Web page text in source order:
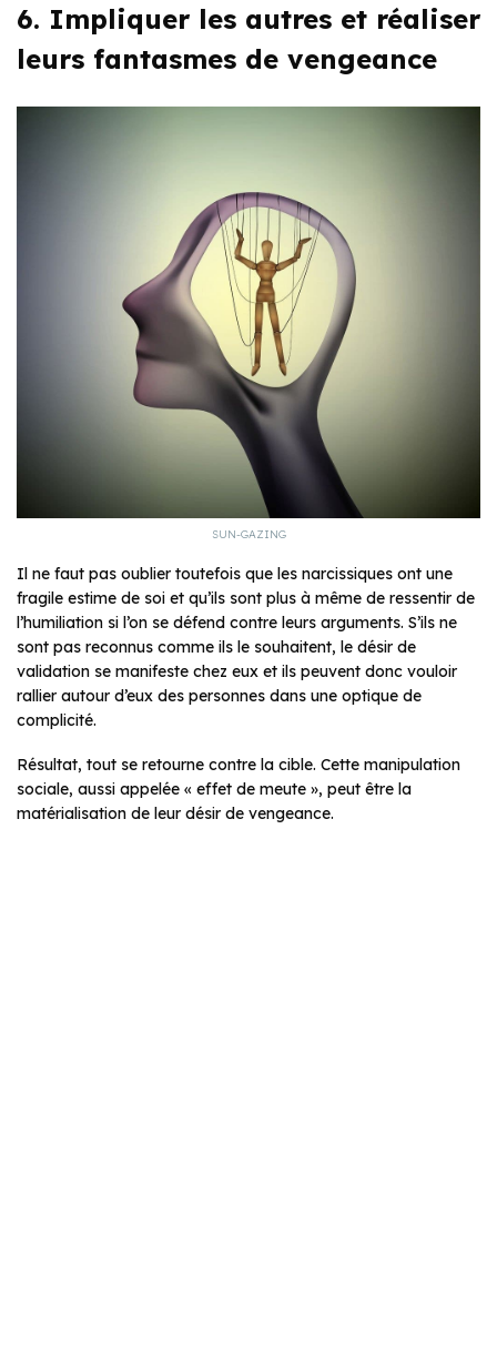
6. Impliquer les autres et réaliser
leurs fantasmes de vengeance
SUN-GAZING
Il ne faut pas oublier toutefois que les narcissiques ont une
fragile estime de soi et qu’ils sont plus à même de ressentir de
l’humiliation si l’on se défend contre leurs arguments. S’ils ne
sont pas reconnus comme ils le souhaitent, le désir de
validation se manifeste chez eux et ils peuvent donc vouloir
rallier autour d’eux des personnes dans une optique de
complicité.
Résultat, tout se retourne contre la cible. Cette manipulation
sociale, aussi appelée « effet de meute », peut être la
matérialisation de leur désir de vengeance.